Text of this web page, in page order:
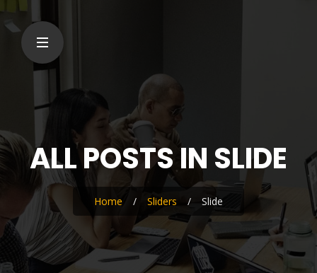
ALL POSTS IN SLIDE
Home / Sliders / Slide